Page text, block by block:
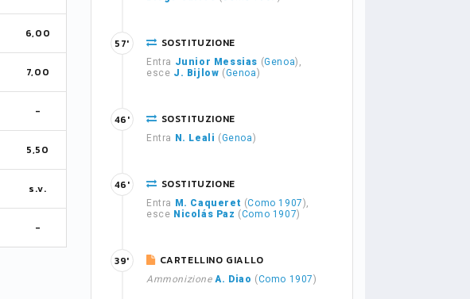
6,00
7,00
-
5,50
s.v.
-
SOSTITUZIONE
Entra Junior Messias (Genoa),
esce J. Bijlow (Genoa)
57'
SOSTITUZIONE
Entra N. Leali (Genoa)
46'
SOSTITUZIONE
Entra M. Caqueret (Como 1907),
esce Nicolás Paz (Como 1907)
46'
CARTELLINO GIALLO
Ammonizione A. Diao (Como 1907)
39'